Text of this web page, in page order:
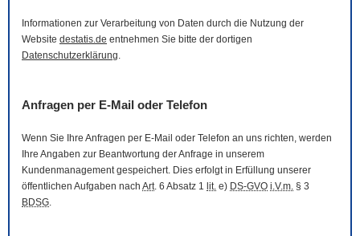
Informationen zur Verarbeitung von Daten durch die Nutzung der
Website destatis.de entnehmen Sie bitte der dortigen
Datenschutzerklärung.
Anfragen per E-Mail oder Telefon
Wenn Sie Ihre Anfragen per E-Mail oder Telefon an uns richten, werden
Ihre Angaben zur Beantwortung der Anfrage in unserem
Kundenmanagement gespeichert. Dies erfolgt in Erfüllung unserer
öffentlichen Aufgaben nach Art. 6 Absatz 1 lit. e) DS-GVO i.V.m. § 3
BDSG.